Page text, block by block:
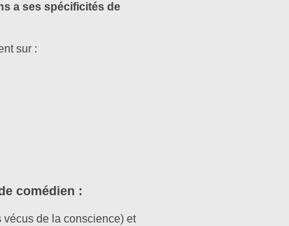
a ses spécificités de
sur :
comédien :
de la conscience) et